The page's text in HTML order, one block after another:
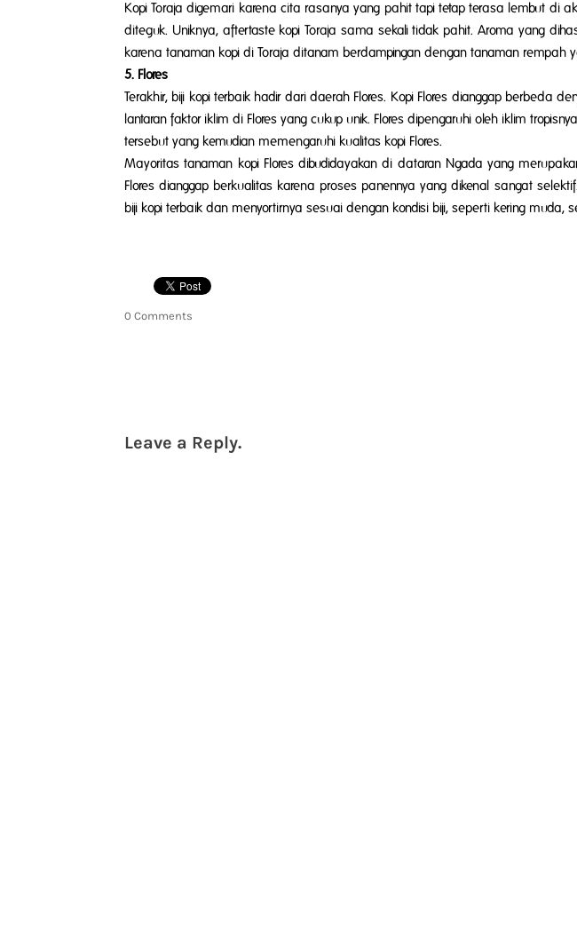
Kopi Toraja digemari karena cita rasanya yang pahit tapi tetap terasa lembut di
diteguk. Uniknya, aftertastekopi Toraja sama sekali tidak pahit. Aroma yang
karena tanaman kopi di Toraja ditanam berdampingan dengan tanaman rempah
5. Flores
Terakhir, biji kopi terbaik hadir dari daerah Flores. Kopi Flores dianggap berbeda
lantaran faktor iklim di Flores yang cukup unik. Flores dipengaruhi oleh iklim
tersebut yang kemudian memengaruhi kualitas kopi Flores.
Mayoritas tanaman kopi Flores dibudidayakan di dataran Ngada yang
Flores dianggap berkualitas karena proses panennya yang dikenal sangat
biji kopi terbaik dan menyortirnya sesuai dengan kondisi biji, seperti kering muda,
0 Comments
Leave a Reply.